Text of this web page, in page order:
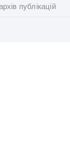
публікацій